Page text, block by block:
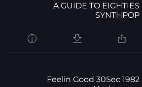
A GUIDE TO EIGHTIES
SYNTHPOP
1982 Feelin Good 30Sec